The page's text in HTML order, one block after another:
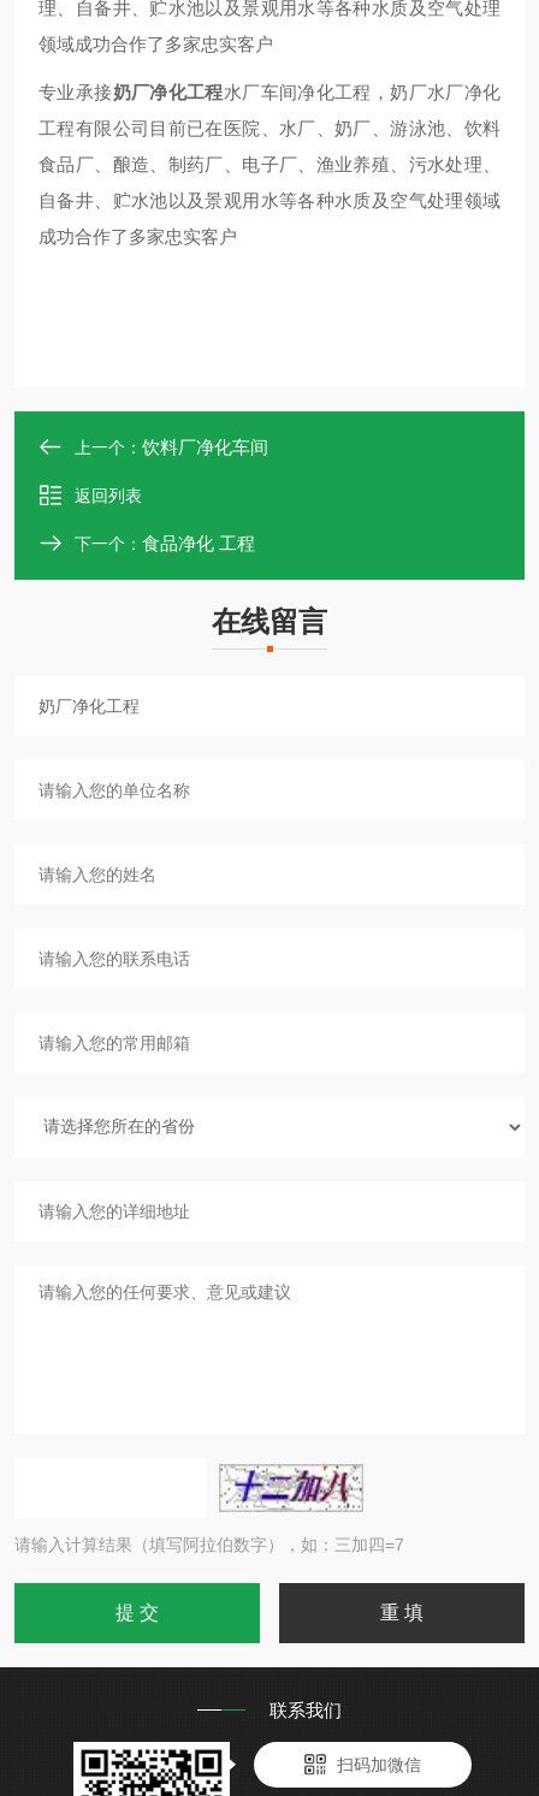
理、自备井、贮水池以及景观用水等各种水质及空气处理
领域成功合作了多家忠实客户
专业承接奶厂净化工程水厂车间净化工程，奶厂水厂净化
工程有限公司目前已在医院、水厂、奶厂、游泳池、饮料
食品厂、酿造、制药厂、电子厂、渔业养殖、污水处理、
自备井、贮水池以及景观用水等各种水质及空气处理领域
成功合作了多家忠实客户
上一个： 饮料厂净化车间
返回列表
下一个： 食品净化 工程
在线留言
请输入计算结果（填写阿拉伯数字），如：三加四=7
联系我们
扫码加微信